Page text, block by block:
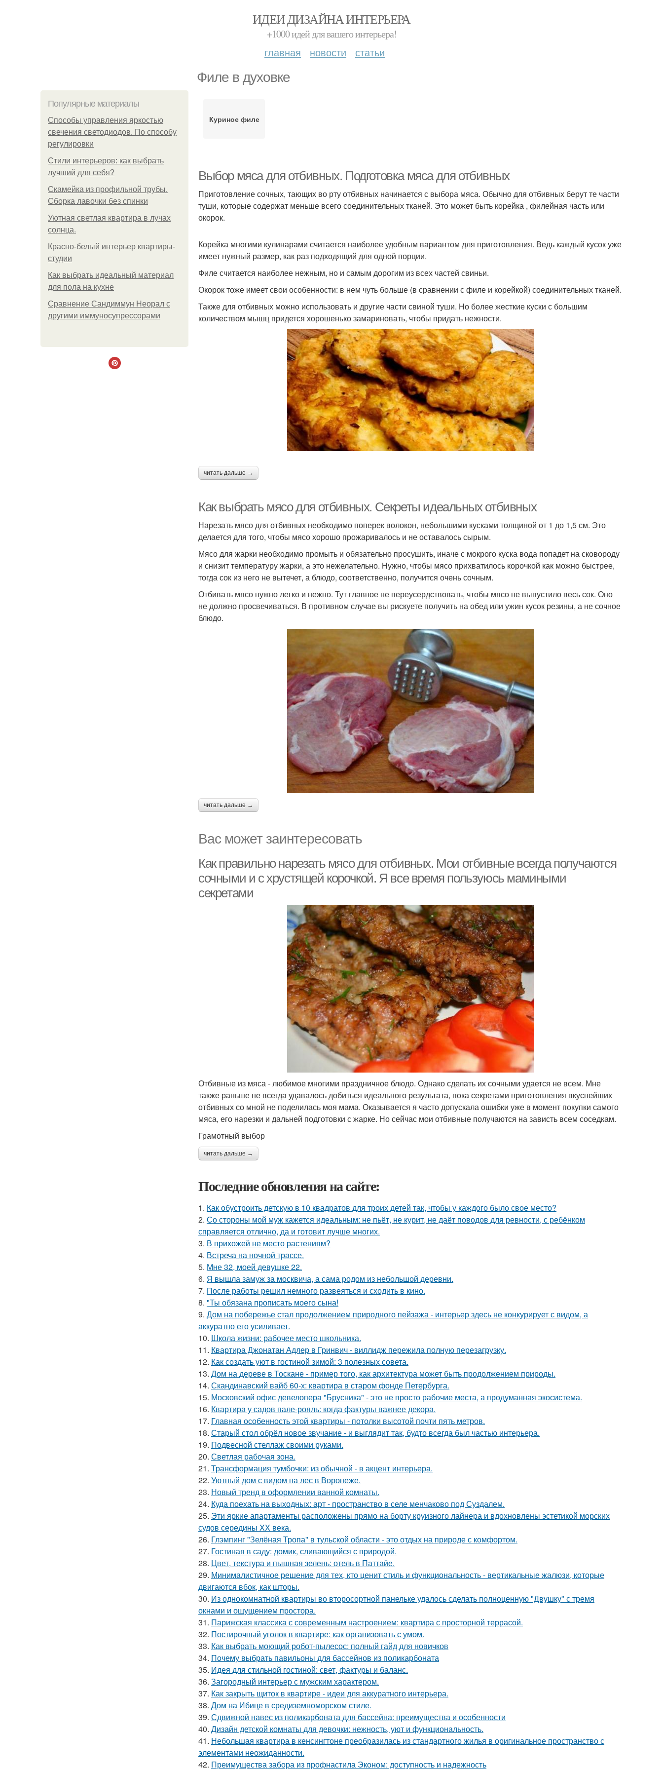
ИДЕИ ДИЗАЙНА ИНТЕРЬЕРА
+1000 идей для вашего интерьера!
главная новости статьи
Филе в духовке
Популярные материалы
Способы управления яркостью
свечения светодиодов. По способу
регулировки
Стили интерьеров: как выбрать
лучший для себя?
Скамейка из профильной трубы.
Сборка лавочки без спинки
Уютная светлая квартира в лучах
солнца.
Красно-белый интерьер квартиры-
студии
Как выбрать идеальный материал
для пола на кухне
Сравнение Сандиммун Неорал с
другими иммуносупрессорами
Куриное филе
Выбор мяса для отбивных. Подготовка мяса для отбивных
Приготовление сочных, тающих во рту отбивных начинается с выбора мяса. Обычно для отбивных берут те части
туши, которые содержат меньше всего соединительных тканей. Это может быть корейка , филейная часть или
окорок.
Корейка многими кулинарами считается наиболее удобным вариантом для приготовления. Ведь каждый кусок уже
имеет нужный размер, как раз подходящий для одной порции.
Филе считается наиболее нежным, но и самым дорогим из всех частей свиньи.
Окорок тоже имеет свои особенности: в нем чуть больше (в сравнении с филе и корейкой) соединительных тканей.
Также для отбивных можно использовать и другие части свиной туши. Но более жесткие куски с большим
количеством мышц придется хорошенько замариновать, чтобы придать нежности.
читать дальше →
Как выбрать мясо для отбивных. Секреты идеальных отбивных
Нарезать мясо для отбивных необходимо поперек волокон, небольшими кусками толщиной от 1 до 1,5 см. Это
делается для того, чтобы мясо хорошо прожаривалось и не оставалось сырым.
Мясо для жарки необходимо промыть и обязательно просушить, иначе с мокрого куска вода попадет на сковороду
и снизит температуру жарки, а это нежелательно. Нужно, чтобы мясо прихватилось корочкой как можно быстрее,
тогда сок из него не вытечет, а блюдо, соответственно, получится очень сочным.
Отбивать мясо нужно легко и нежно. Тут главное не переусердствовать, чтобы мясо не выпустило весь сок. Оно
не должно просвечиваться. В противном случае вы рискуете получить на обед или ужин кусок резины, а не сочное
блюдо.
читать дальше →
Вас может заинтересовать
Как правильно нарезать мясо для отбивных. Мои отбивные всегда получаются
сочными и с хрустящей корочкой. Я все время пользуюсь мамиными
секретами
Отбивные из мяса - любимое многими праздничное блюдо. Однако сделать их сочными удается не всем. Мне
также раньше не всегда удавалось добиться идеального результата, пока секретами приготовления вкуснейших
отбивных со мной не поделилась моя мама. Оказывается я часто допускала ошибки уже в момент покупки самого
мяса, его нарезки и дальней подготовки с жарке. Но сейчас мои отбивные получаются на зависть всем соседкам.
Грамотный выбор
читать дальше →
Последние обновления на сайте:
1. Как обустроить детскую в 10 квадратов для троих детей так, чтобы у каждого было свое место?
2. Со стороны мой муж кажется идеальным: не пьёт, не курит, не даёт поводов для ревности, с ребёнком
справляется отлично, да и готовит лучше многих.
3. В прихожей не место растениям?
4. Встреча на ночной трассе.
5. Мне 32, моей девушке 22.
6. Я вышла замуж за москвича, а сама родом из небольшой деревни.
7. После работы решил немного развеяться и сходить в кино.
8. "Ты обязана прописать моего сына!
9. Дом на побережье стал продолжением природного пейзажа - интерьер здесь не конкурирует с видом, а
аккуратно его усиливает.
10. Школа жизни: рабочее место школьника.
11. Квартира Джонатан Адлер в Гринвич - виллидж пережила полную перезагрузку.
12. Как создать уют в гостиной зимой: 3 полезных совета.
13. Дом на дереве в Тоскане - пример того, как архитектура может быть продолжением природы.
14. Скандинавский вайб 60-х: квартира в старом фонде Петербурга.
15. Московский офис девелопера "Брусника" - это не просто рабочие места, а продуманная экосистема.
16. Квартира у садов пале-рояль: когда фактуры важнее декора.
17. Главная особенность этой квартиры - потолки высотой почти пять метров.
18. Старый стол обрёл новое звучание - и выглядит так, будто всегда был частью интерьера.
19. Подвесной стеллаж своими руками.
20. Светлая рабочая зона.
21. Трансформация тумбочки: из обычной - в акцент интерьера.
22. Уютный дом с видом на лес в Воронеже.
23. Новый тренд в оформлении ванной комнаты.
24. Куда поехать на выходных: арт - пространство в селе менчаково под Суздалем.
25. Эти яркие апартаменты расположены прямо на борту круизного лайнера и вдохновлены эстетикой морских
судов середины XX века.
26. Глэмпинг "Зелёная Тропа" в тульской области - это отдых на природе с комфортом.
27. Гостиная в саду: домик, сливающийся с природой.
28. Цвет, текстура и пышная зелень: отель в Паттайе.
29. Минималистичное решение для тех, кто ценит стиль и функциональность - вертикальные жалюзи, которые
двигаются вбок, как шторы.
30. Из однокомнатной квартиры во второсортной панельке удалось сделать полноценную "Двушку" с тремя
окнами и ощущением простора.
31. Парижская классика с современным настроением: квартира с просторной террасой.
32. Постирочный уголок в квартире: как организовать с умом.
33. Как выбрать моющий робот-пылесос: полный гайд для новичков
34. Почему выбрать павильоны для бассейнов из поликарбоната
35. Идея для стильной гостиной: свет, фактуры и баланс.
36. Загородный интерьер с мужским характером.
37. Как закрыть щиток в квартире - идеи для аккуратного интерьера.
38. Дом на Ибице в средиземноморском стиле.
39. Сдвижной навес из поликарбоната для бассейна: преимущества и особенности
40. Дизайн детской комнаты для девочки: нежность, уют и функциональность.
41. Небольшая квартира в кенсингтоне преобразилась из стандартного жилья в оригинальное пространство с
элементами неожиданности.
42. Преимущества забора из профнастила Эконом: доступность и надежность